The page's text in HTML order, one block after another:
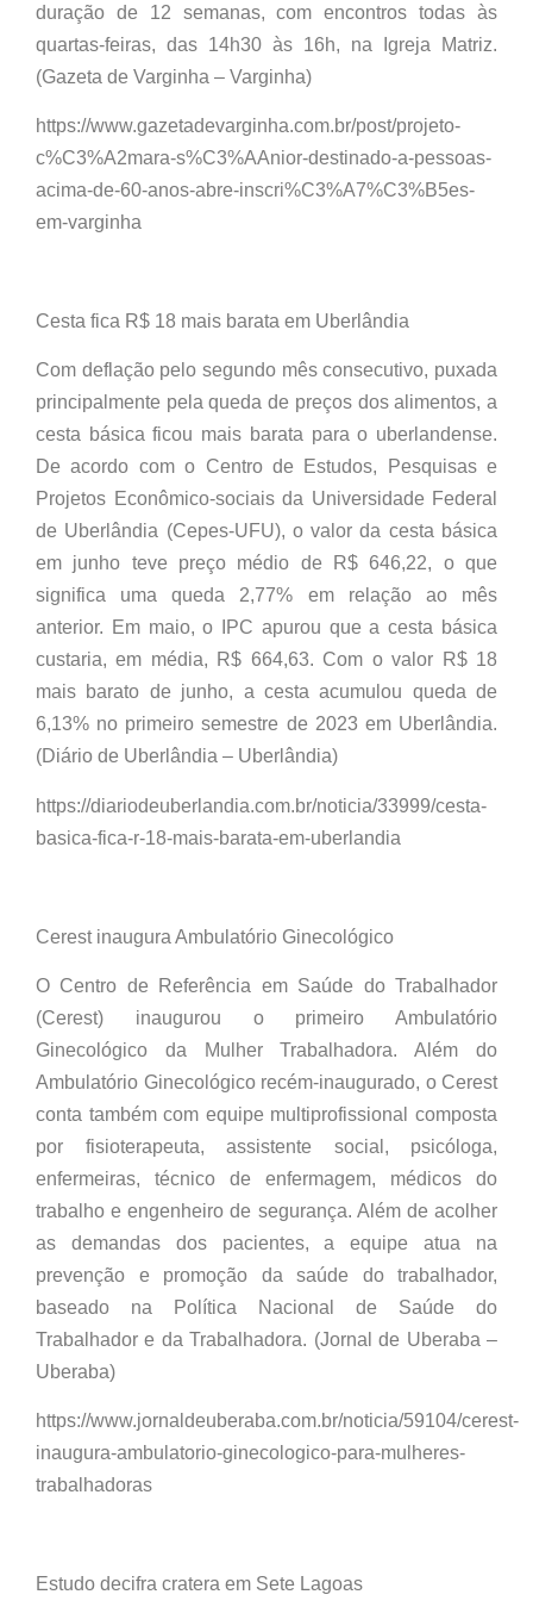
duração de 12 semanas, com encontros todas às
quartas-feiras, das 14h30 às 16h, na Igreja Matriz.
(Gazeta de Varginha – Varginha)
https://www.gazetadevarginha.com.br/post/projeto-
c%C3%A2mara-s%C3%AAnior-destinado-a-pessoas-
acima-de-60-anos-abre-inscri%C3%A7%C3%B5es-
em-varginha
Cesta fica R$ 18 mais barata em Uberlândia
Com deflação pelo segundo mês consecutivo, puxada
principalmente pela queda de preços dos alimentos, a
cesta básica ficou mais barata para o uberlandense.
De acordo com o Centro de Estudos, Pesquisas e
Projetos Econômico-sociais da Universidade Federal
de Uberlândia (Cepes-UFU), o valor da cesta básica
em junho teve preço médio de R$ 646,22, o que
significa uma queda 2,77% em relação ao mês
anterior. Em maio, o IPC apurou que a cesta básica
custaria, em média, R$ 664,63. Com o valor R$ 18
mais barato de junho, a cesta acumulou queda de
6,13% no primeiro semestre de 2023 em Uberlândia.
(Diário de Uberlândia – Uberlândia)
https://diariodeuberlandia.com.br/noticia/33999/cesta-
basica-fica-r-18-mais-barata-em-uberlandia
Cerest inaugura Ambulatório Ginecológico
O Centro de Referência em Saúde do Trabalhador
(Cerest) inaugurou o primeiro Ambulatório
Ginecológico da Mulher Trabalhadora. Além do
Ambulatório Ginecológico recém-inaugurado, o Cerest
conta também com equipe multiprofissional composta
por fisioterapeuta, assistente social, psicóloga,
enfermeiras, técnico de enfermagem, médicos do
trabalho e engenheiro de segurança. Além de acolher
as demandas dos pacientes, a equipe atua na
prevenção e promoção da saúde do trabalhador,
baseado na Política Nacional de Saúde do
Trabalhador e da Trabalhadora. (Jornal de Uberaba –
Uberaba)
https://www.jornaldeuberaba.com.br/noticia/59104/cerest-
inaugura-ambulatorio-ginecologico-para-mulheres-
trabalhadoras
Estudo decifra cratera em Sete Lagoas